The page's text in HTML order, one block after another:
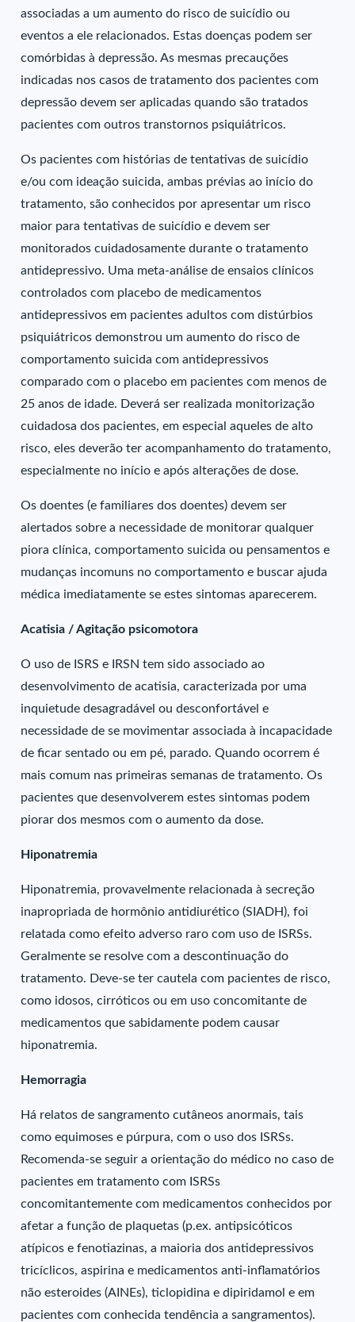
associadas a um aumento do risco de suicídio ou
eventos a ele relacionados. Estas doenças podem ser
comórbidas à depressão. As mesmas precauções
indicadas nos casos de tratamento dos pacientes com
depressão devem ser aplicadas quando são tratados
pacientes com outros transtornos psiquiátricos.
Os pacientes com histórias de tentativas de suicídio
e/ou com ideação suicida, ambas prévias ao início do
tratamento, são conhecidos por apresentar um risco
maior para tentativas de suicídio e devem ser
monitorados cuidadosamente durante o tratamento
antidepressivo. Uma meta-análise de ensaios clínicos
controlados com placebo de medicamentos
antidepressivos em pacientes adultos com distúrbios
psiquiátricos demonstrou um aumento do risco de
comportamento suicida com antidepressivos
comparado com o placebo em pacientes com menos de
25 anos de idade. Deverá ser realizada monitorização
cuidadosa dos pacientes, em especial aqueles de alto
risco, eles deverão ter acompanhamento do tratamento,
especialmente no início e após alterações de dose.
Os doentes (e familiares dos doentes) devem ser
alertados sobre a necessidade de monitorar qualquer
piora clínica, comportamento suicida ou pensamentos e
mudanças incomuns no comportamento e buscar ajuda
médica imediatamente se estes sintomas aparecerem.
Acatisia / Agitação psicomotora
O uso de ISRS e IRSN tem sido associado ao
desenvolvimento de acatisia, caracterizada por uma
inquietude desagradável ou desconfortável e
necessidade de se movimentar associada à incapacidade
de ficar sentado ou em pé, parado. Quando ocorrem é
mais comum nas primeiras semanas de tratamento. Os
pacientes que desenvolverem estes sintomas podem
piorar dos mesmos com o aumento da dose.
Hiponatremia
Hiponatremia, provavelmente relacionada à secreção
inapropriada de hormônio antidiurético (SIADH), foi
relatada como efeito adverso raro com uso de ISRSs.
Geralmente se resolve com a descontinuação do
tratamento. Deve-se ter cautela com pacientes de risco,
como idosos, cirróticos ou em uso concomitante de
medicamentos que sabidamente podem causar
hiponatremia.
Hemorragia
Há relatos de sangramento cutâneos anormais, tais
como equimoses e púrpura, com o uso dos ISRSs.
Recomenda-se seguir a orientação do médico no caso de
pacientes em tratamento com ISRSs
concomitantemente com medicamentos conhecidos por
afetar a função de plaquetas (p.ex. antipsicóticos
atípicos e fenotiazinas, a maioria dos antidepressivos
tricíclicos, aspirina e medicamentos anti-inflamatórios
não esteroides (AINEs), ticlopidina e dipiridamol e em
pacientes com conhecida tendência a sangramentos).